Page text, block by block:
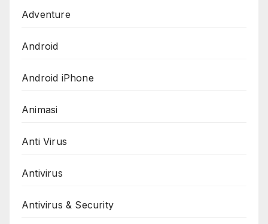
Adventure
Android
Android iPhone
Animasi
Anti Virus
Antivirus
Antivirus & Security